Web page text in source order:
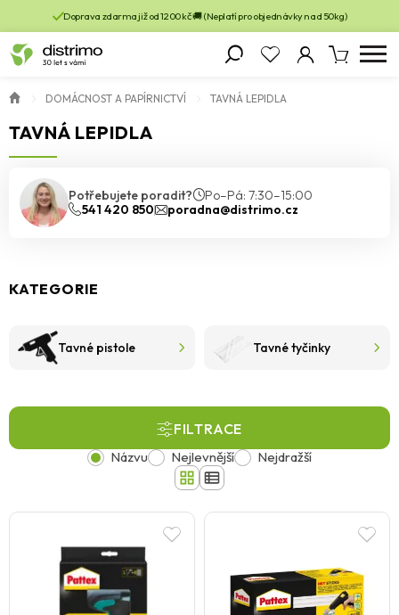
Doprava zdarma již od 1200 kč 🚚 (Neplatí pro objednávky nad 50kg)
DOMÁCNOST A PAPÍRNICTVÍ TAVNÁ LEPIDLA
TAVNÁ LEPIDLA
Potřebujete poradit?
Po–Pá: 7:30–15:00
541 420 850
poradna@distrimo.cz
KATEGORIE
Tavné pistole Tavné tyčinky
FILTRACE
Názvu Nejlevnější Nejdražší